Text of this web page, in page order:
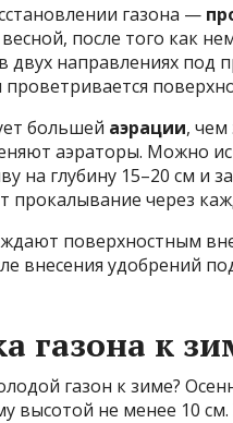
газона —
после того как
двух направлениях под
большей аэрации, чем
аэраторы. Можно
на глубину 15–20 см и
прокалывание через
поверхностным
внесения удобрений
газона к
газон к зиме?
высотой не менее 10